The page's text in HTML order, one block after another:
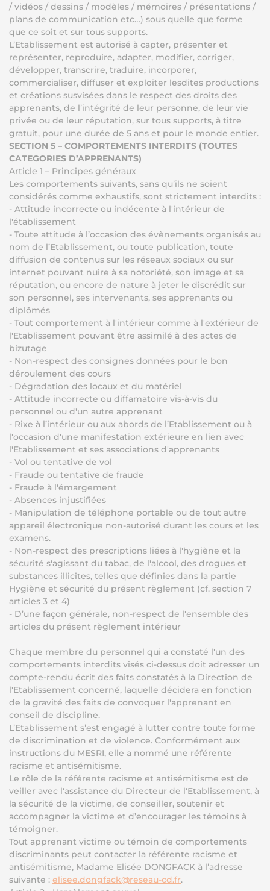
/ vidéos / dessins / modèles / mémoires / présentations /
plans de communication etc…) sous quelle que forme
que ce soit et sur tous supports.
L’Etablissement est autorisé à capter, présenter et
représenter, reproduire, adapter, modifier, corriger,
développer, transcrire, traduire, incorporer,
commercialiser, diffuser et exploiter lesdites productions
et créations susvisées dans le respect des droits des
apprenants, de l’intégrité de leur personne, de leur vie
privée ou de leur réputation, sur tous supports, à titre
gratuit, pour une durée de 5 ans et pour le monde entier.
SECTION 5 – COMPORTEMENTS INTERDITS (TOUTES
CATEGORIES D’APPRENANTS)
Article 1 – Principes généraux
Les comportements suivants, sans qu’ils ne soient
considérés comme exhaustifs, sont strictement interdits :
- Attitude incorrecte ou indécente à l'intérieur de
l'établissement
- Toute attitude à l’occasion des évènements organisés au
nom de l’Etablissement, ou toute publication, toute
diffusion de contenus sur les réseaux sociaux ou sur
internet pouvant nuire à sa notoriété, son image et sa
réputation, ou encore de nature à jeter le discrédit sur
son personnel, ses intervenants, ses apprenants ou
diplômés
- Tout comportement à l'intérieur comme à l'extérieur de
l'Etablissement pouvant être assimilé à des actes de
bizutage
- Non-respect des consignes données pour le bon
déroulement des cours
- Dégradation des locaux et du matériel
- Attitude incorrecte ou diffamatoire vis-à-vis du
personnel ou d'un autre apprenant
- Rixe à l’intérieur ou aux abords de l’Etablissement ou à
l'occasion d'une manifestation extérieure en lien avec
l'Etablissement et ses associations d'apprenants
- Vol ou tentative de vol
- Fraude ou tentative de fraude
- Fraude à l'émargement
- Absences injustifiées
- Manipulation de téléphone portable ou de tout autre
appareil électronique non-autorisé durant les cours et les
examens.
- Non-respect des prescriptions liées à l'hygiène et la
sécurité s'agissant du tabac, de l'alcool, des drogues et
substances illicites, telles que définies dans la partie
Hygiène et sécurité du présent règlement (cf. section 7
articles 3 et 4)
- D’une façon générale, non-respect de l'ensemble des
articles du présent règlement intérieur
Chaque membre du personnel qui a constaté l'un des
comportements interdits visés ci-dessus doit adresser un
compte-rendu écrit des faits constatés à la Direction de
l'Etablissement concerné, laquelle décidera en fonction
de la gravité des faits de convoquer l'apprenant en
conseil de discipline.
L’Etablissement s’est engagé à lutter contre toute forme
de discrimination et de violence. Conformément aux
instructions du MESRI, elle a nommé une référente
racisme et antisémitisme.
Le rôle de la référente racisme et antisémitisme est de
veiller avec l'assistance du Directeur de l'Etablissement, à
la sécurité de la victime, de conseiller, soutenir et
accompagner la victime et d’encourager les témoins à
témoigner.
Tout apprenant victime ou témoin de comportements
discriminants peut contacter la référente racisme et
antisémitisme, Madame Elisée DONGFACK à l’adresse
suivante : elisee.dongfack@reseau-cd.fr.